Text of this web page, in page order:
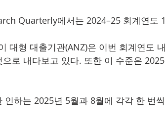
Quarterly에서는 2024–25 회계연도
대형 대출기관(ANZ)은 이번 회계연도
로 내다보고 있다. 또한 이 수준은
인하는 2025년 5월과 8월에 각각 한 번